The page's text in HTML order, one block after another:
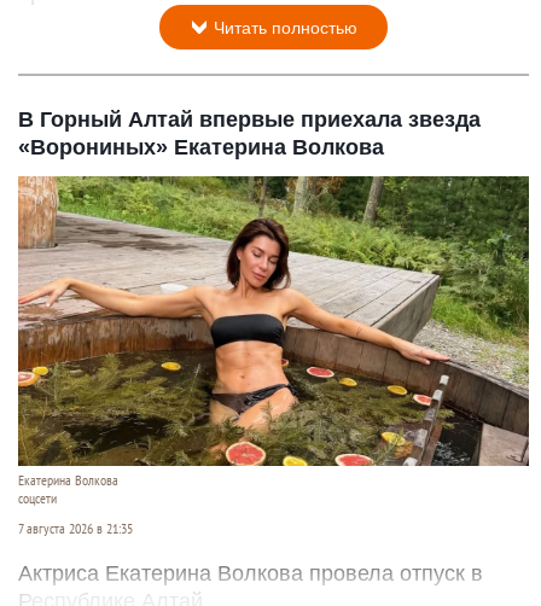
Читать полностью
В Горный Алтай впервые приехала звезда
«Ворониных» Екатерина Волкова
Екатерина Волкова
соцсети
7 августа 2026 в 21:35
Актриса Екатерина Волкова провела отпуск в
Республике Алтай.